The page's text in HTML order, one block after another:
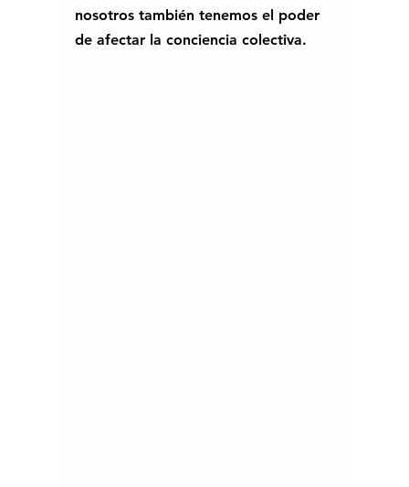
nosotros también tenemos el poder
de afectar la conciencia colectiva.